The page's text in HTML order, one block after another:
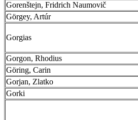
Gorenštejn, Fridrich Naumovič
Görgey, Artúr
Gorgias
Gorgon, Rhodius
Göring, Carin
Gorjan, Zlatko
Gorki